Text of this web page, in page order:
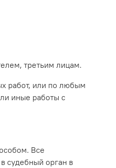
третьим лицам.
работ, или по любым
иные работы с
Все
судебный орган в